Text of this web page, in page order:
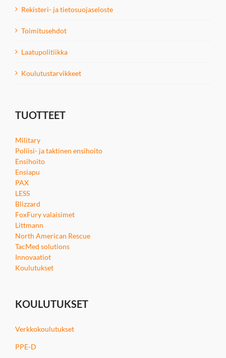
Rekisteri- ja tietosuojaseloste
Toimitusehdot
Laatupolitiikka
Koulutustarvikkeet
TUOTTEET
Military
Poliisi- ja taktinen ensihoito
Ensihoito
Ensiapu
PAX
LESS
Blizzard
FoxFury valaisimet
Littmann
North American Rescue
TacMed solutions
Innovaatiot
Koulutukset
KOULUTUKSET
Verkkokoulutukset
PPE-D